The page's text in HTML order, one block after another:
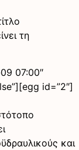
τη
07:00″
id=”2″]
και